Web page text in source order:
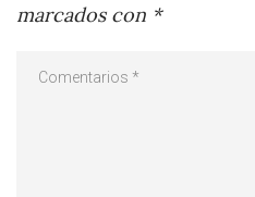
marcados con *